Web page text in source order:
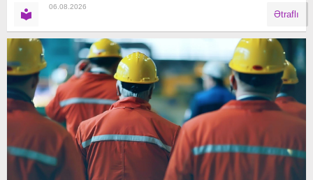
06.08.2026
Ətraflı